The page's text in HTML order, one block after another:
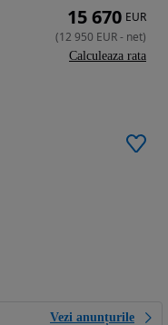
Vezi anunțurile
15 670 EUR
(12 950 EUR- net)
Calculeaza rata